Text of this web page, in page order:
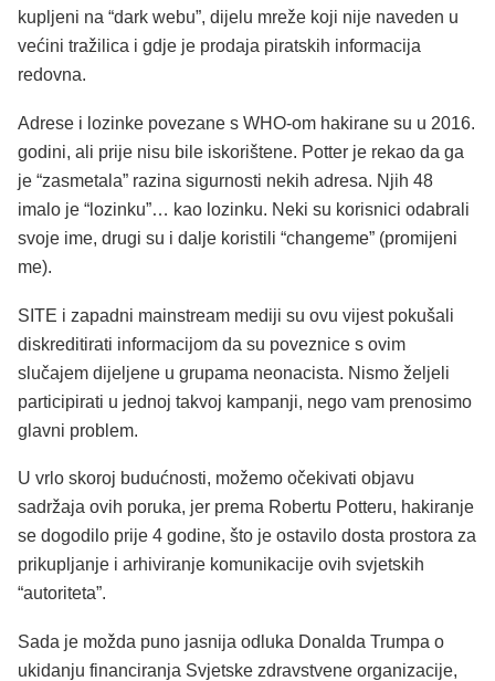
kupljeni na “dark webu”, dijelu mreže koji nije naveden u
većini tražilica i gdje je prodaja piratskih informacija
redovna.
Adrese i lozinke povezane s WHO-om hakirane su u 2016.
godini, ali prije nisu bile iskorištene. Potter je rekao da ga
je “zasmetala” razina sigurnosti nekih adresa. Njih 48
imalo je “lozinku”… kao lozinku. Neki su korisnici odabrali
svoje ime, drugi su i dalje koristili “changeme” (promijeni
me).
SITE i zapadni mainstream mediji su ovu vijest pokušali
diskreditirati informacijom da su poveznice s ovim
slučajem dijeljene u grupama neonacista. Nismo željeli
participirati u jednoj takvoj kampanji, nego vam prenosimo
glavni problem.
U vrlo skoroj budućnosti, možemo očekivati objavu
sadržaja ovih poruka, jer prema Robertu Potteru, hakiranje
se dogodilo prije 4 godine, što je ostavilo dosta prostora za
prikupljanje i arhiviranje komunikacije ovih svjetskih
“autoriteta”.
Sada je možda puno jasnija odluka Donalda Trumpa o
ukidanju financiranja Svjetske zdravstvene organizacije,